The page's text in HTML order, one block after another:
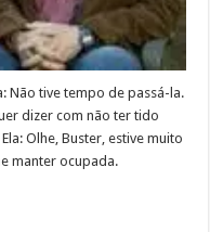
Não tive tempo de passá-la.
dizer com não ter tido
Olhe, Buster, estive muito
manter ocupada.